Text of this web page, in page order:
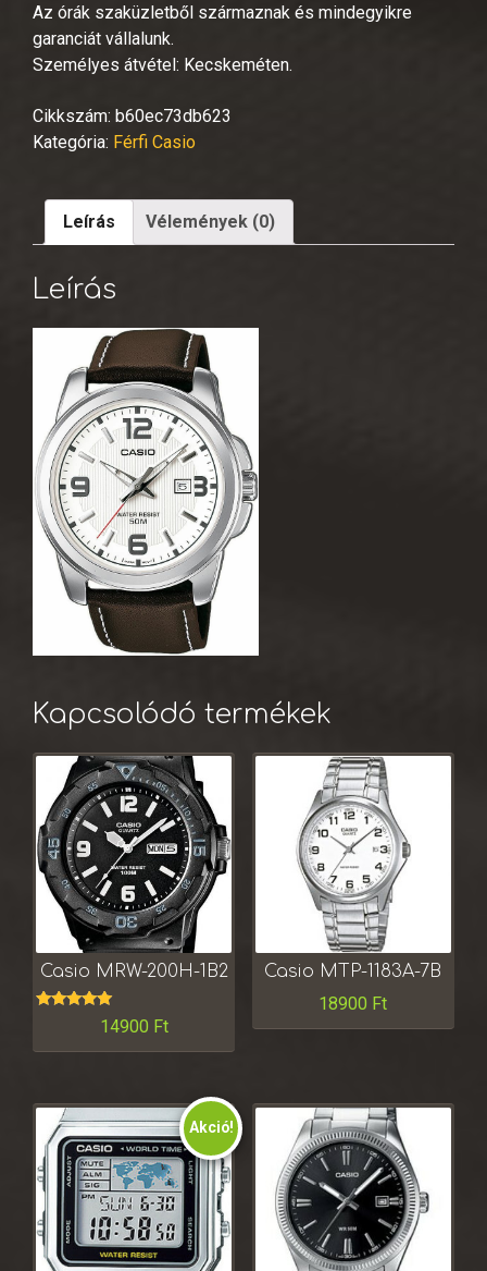
Az órák szaküzletből származnak és mindegyikre
garanciát vállalunk.
Személyes átvétel: Kecskeméten.
Cikkszám: b60ec73db623
Kategória: Férfi Casio
Leírás Vélemények (0)
Leírás
Kapcsolódó termékek
Casio MRW-200H-1B2
Értékelés:14900 Ft
Casio MTP-1183A-7B
18900 Ft
Akció!